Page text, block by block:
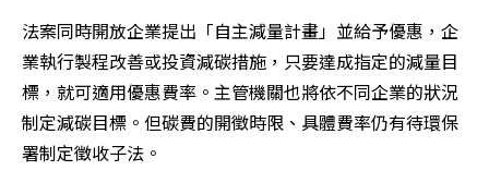
法案同時開放企業提出「自主減量計畫」並給予優惠，企
業執行製程改善或投資減碳措施，只要達成指定的減量目
標，就可適用優惠費率。主管機關也將依不同企業的狀況
制定減碳目標。但碳費的開徵時限、具體費率仍有待環保
署制定徵收子法。